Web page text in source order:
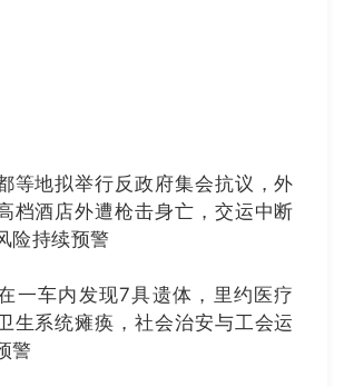
等地拟举行反政府集会抗议，外
档酒店外遭枪击身亡，交运中断
险持续预警
一车内发现7具遗体，里约医疗
生系统瘫痪，社会治安与工会运
警